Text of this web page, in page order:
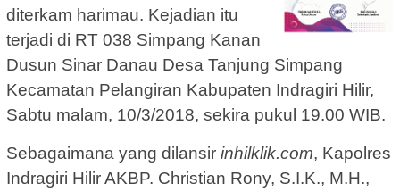
diterkam harimau. Kejadian itu
terjadi di RT 038 Simpang Kanan
Dusun Sinar Danau Desa Tanjung Simpang
Kecamatan Pelangiran Kabupaten Indragiri Hilir,
Sabtu malam, 10/3/2018, sekira pukul 19.00 WIB.
Sebagaimana yang dilansir inhilklik.com, Kapolres
Indragiri Hilir AKBP. Christian Rony, S.I.K., M.H.,